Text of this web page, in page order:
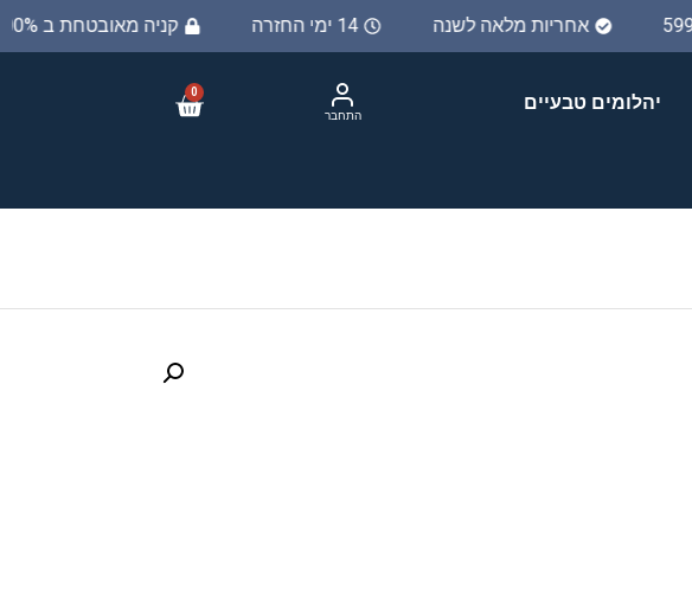
קניה מאובטחת ב 100% 14 ימי החזרה אחריות מלאה לשנה
0
התחבר
יהלומים טבעיים